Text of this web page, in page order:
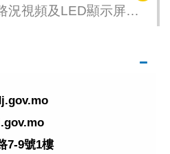
視頻及LED顯示屏暫
7-9號1樓